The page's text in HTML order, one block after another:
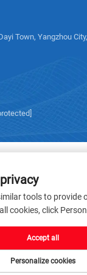
Town, Yangzhou
Sanxing
tools to provide
cookies, click
Personalize cookies
Accept all